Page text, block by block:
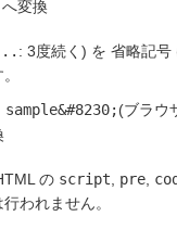
へ変換
: 3度続く) を 省略記号
sample&#8230;(ブラウ
の script pre
われません。